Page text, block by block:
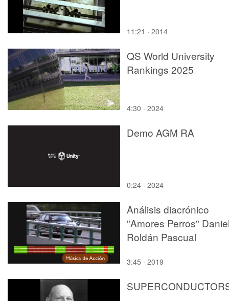
11:21 · 2014
QS World University
Rankings 2025
4:30 · 2024
Demo AGM RA
0:24 · 2024
Análisis diacrónico
"Amores Perros"
Roldán Pascual
3:45 · 2019